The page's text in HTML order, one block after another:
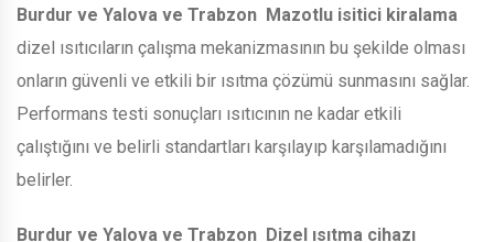
Burdur ve Yalova ve Trabzon Mazotlu isitici kiralama
dizel ısıtıcıların çalışma mekanizmasının bu şekilde olması
onların güvenli ve etkili bir ısıtma çözümü sunmasını sağlar.
Performans testi sonuçları ısıtıcının ne kadar etkili
çalıştığını ve belirli standartları karşılayıp karşılamadığını
belirler.
Burdur ve Yalova ve Trabzon Dizel ısıtma cihazı